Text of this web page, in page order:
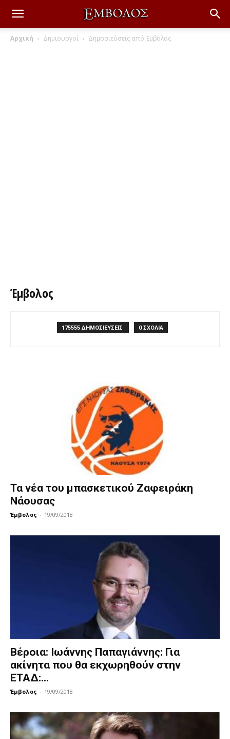
Αρχική Δημιουργοί Δημοσιεύσεις από Έμβολος
Έμβολος
175555 ΔΗΜΟΣΙΕΥΣΕΙΣ 0 ΣΧΟΛΙΑ
Τα νέα του μπασκετικού Ζαφειράκη
Νάουσας
Έμβολος - 19/09/2018
Βέροια: Ιωάννης Παπαγιάννης: Για
ακίνητα που θα εκχωρηθούν στην
ΕΤΑΔ:...
Έμβολος - 19/09/2018